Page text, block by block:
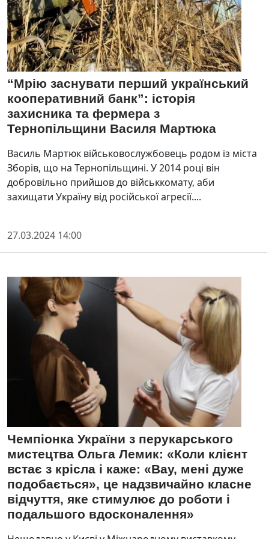
“Мрію заснувати перший український
кооперативний банк”: історія
захисника та фермера з
Тернопільщини Василя Мартюка
Василь Мартюк військовослужбовець родом із міста
Зборів, що на Тернопільщині. У 2014 році він
добровільно прийшов до військкомату, аби
захищати Україну від російської агресії....
27.03.2024 14:00
Чемпіонка України з перукарського
мистецтва Ольга Лемик: «Коли клієнт
встає з крісла і каже: «Вау, мені дуже
подобається», це надзвичайно класне
відчуття, яке стимулює до роботи і
подальшого вдосконалення»